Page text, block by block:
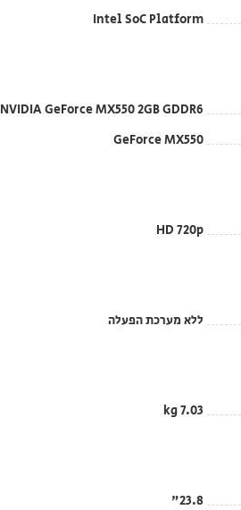
Intel SoC Platform
NVIDIA GeForce MX550 2GB GDDR6
GeForce MX550
HD 720p
ללא מערכת הפעלה
7.03 kg
23.8"